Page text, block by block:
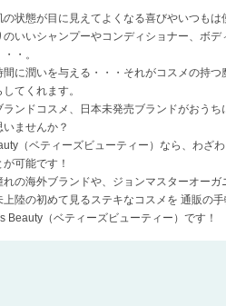
状態が目に見えてよくなる喜びやいつも
いいシャンプーやコンディショナー、ボデ
・。
に潤いを与える・・・それがコスメの持つ
てくれます。
ンドコスメ、日本未発売ブランドがおう
ませんか？
（ベティーズビューティー）なら、わざ
可能です！
の海外ブランドや、ジョンマスターオー
陸の初めて見るステキなコスメを 通販の
Beauty（ベティーズビューティー）です！